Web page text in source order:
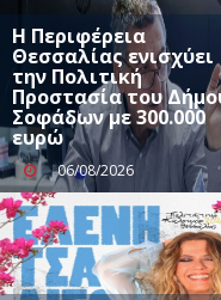
Η Περιφέρεια
Θεσσαλίας ενισχύει
την Πολιτική
Προστασία του
Σοφάδων με 300.000
ευρώ
06/08/2026